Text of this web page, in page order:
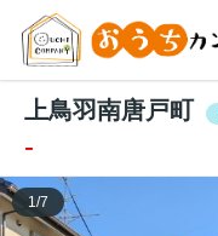
上鳥羽南唐戸町
-
1/7